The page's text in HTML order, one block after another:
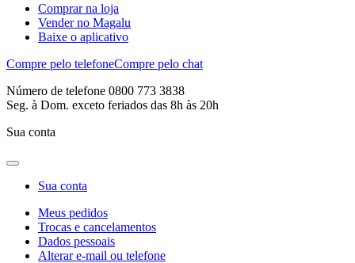
Comprar na loja
Vender no Magalu
Baixe o aplicativo
Compre pelo telefoneCompre pelo chat
Número de telefone 0800 773 3838
Seg. à Dom. exceto feriados das 8h às 20h
Sua conta
Sua conta
Meus pedidos
Trocas e cancelamentos
Dados pessoais
Alterar e-mail ou telefone